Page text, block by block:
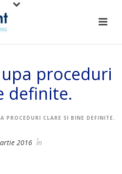
proceduri
definite.
PROCEDURI CLARE SI BINE DEFINITE.
2016 În